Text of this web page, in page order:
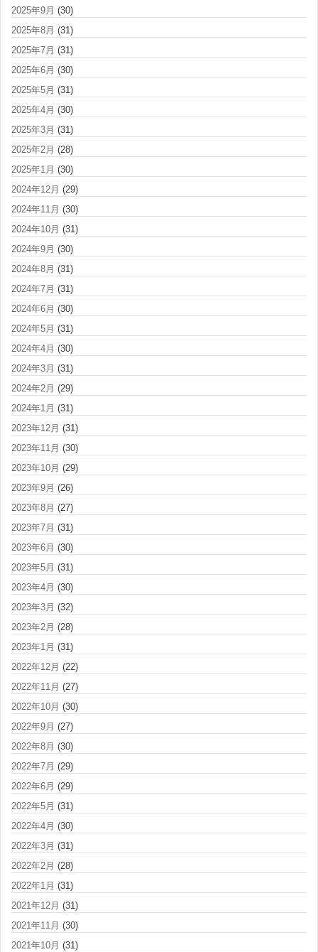
2025年9月 (30)
2025年8月 (31)
2025年7月 (31)
2025年6月 (30)
2025年5月 (31)
2025年4月 (30)
2025年3月 (31)
2025年2月 (28)
2025年1月 (30)
2024年12月 (29)
2024年11月 (30)
2024年10月 (31)
2024年9月 (30)
2024年8月 (31)
2024年7月 (31)
2024年6月 (30)
2024年5月 (31)
2024年4月 (30)
2024年3月 (31)
2024年2月 (29)
2024年1月 (31)
2023年12月 (31)
2023年11月 (30)
2023年10月 (29)
2023年9月 (26)
2023年8月 (27)
2023年7月 (31)
2023年6月 (30)
2023年5月 (31)
2023年4月 (30)
2023年3月 (32)
2023年2月 (28)
2023年1月 (31)
2022年12月 (22)
2022年11月 (27)
2022年10月 (30)
2022年9月 (27)
2022年8月 (30)
2022年7月 (29)
2022年6月 (29)
2022年5月 (31)
2022年4月 (30)
2022年3月 (31)
2022年2月 (28)
2022年1月 (31)
2021年12月 (31)
2021年11月 (30)
2021年10月 (31)